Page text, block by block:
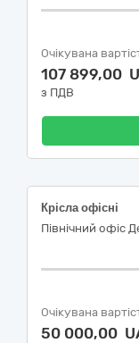
Очікувана
107 899,00
з ПДВ
Крісла офісні
Північний офіс
Очікувана
50 000,00